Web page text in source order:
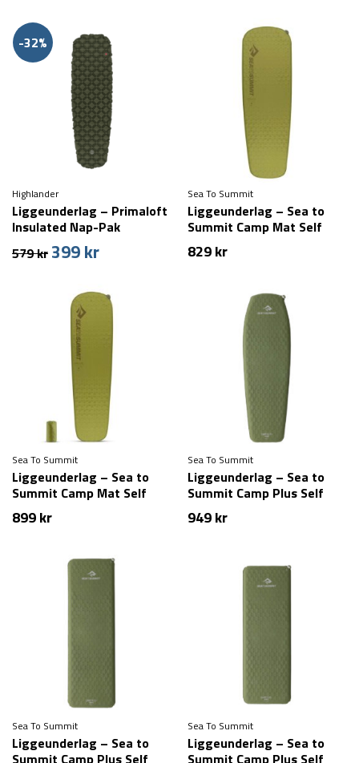
-32%
Highlander
Liggeunderlag – Primaloft
Insulated Nap-Pak
579kr Den
var:
579 kr.
399krDen
er:
399 kr.
Sea To Summit
Liggeunderlag – Sea to
Summit Camp Mat Self
Inflating – Large – Grøn
829kr
Sea To Summit
Liggeunderlag – Sea to
Summit Camp Mat Self
Inflating – Regular – Grøn
899kr
Sea To Summit
Liggeunderlag – Sea to
Summit Camp Plus Self
Inflating Mat – Large
949kr
Sea To Summit
Liggeunderlag – Sea to
Summit Camp Plus Self
Sea To Summit
Liggeunderlag – Sea to
Summit Camp Plus Self